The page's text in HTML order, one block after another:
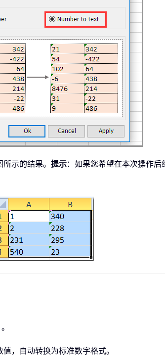
示的结果。 提示：如果您希望在本次操作
，自动转换为标准数字格式。